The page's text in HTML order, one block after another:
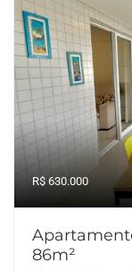
R$ 630.000
86m²